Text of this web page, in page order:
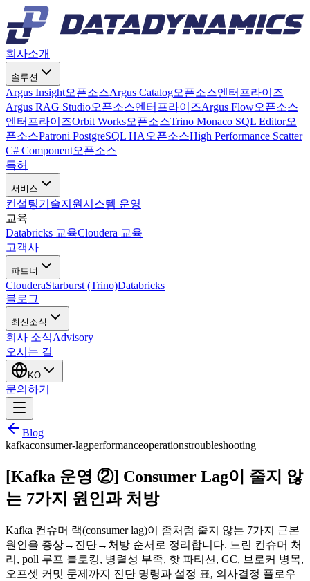
회사소개
솔루션
Argus Insight오픈소스Argus Catalog오픈소스엔터프라이즈
Argus RAG Studio오픈소스엔터프라이즈Argus Flow오픈소스
엔터프라이즈Orbit Works오픈소스Trino Monaco SQL Editor오
픈소스Patroni PostgreSQL HA 오픈소스High Performance Scatter
C# Component오픈소스
특허
서비스
컨설팅기술지원시스템 운영
교육
Databricks 교육Cloudera 교육
고객사
파트너
ClouderaStarburst (Trino)Databricks
블로그
최신소식
회사 소식Advisory
오시는 길
KO
문의하기
Blog
kafkaconsumer-lagperformanceoperationstroubleshooting
[Kafka 운영 ②] Consumer Lag이 줄지 않
는 7가지 원인과 처방
Kafka 컨슈머 랙(consumer lag)이 좀처럼 줄지 않는 7가지 근본
원인을 증상→진단→처방 순서로 정리합니다. 느린 컨슈머 처
리, poll 루프 블로킹, 병렬성 부족, 핫 파티션, GC, 브로커 병목,
오프셋 커밋 문제까지 진단 명령과 설정 표, 의사결정 플로우